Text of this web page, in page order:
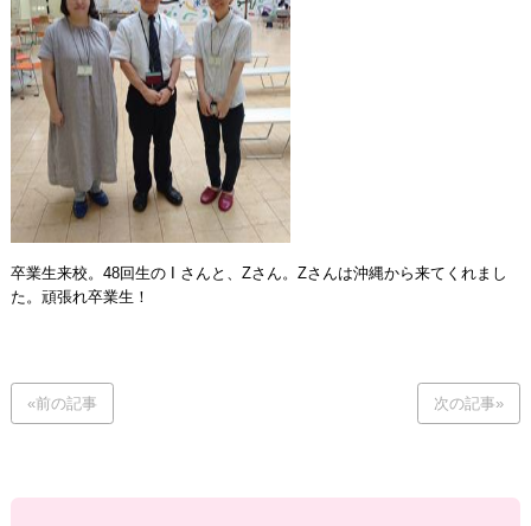
卒業生来校。48回生の I さんと、Zさん。Zさんは沖縄から来てくれまし
た。頑張れ卒業生！
«前の記事 次の記事»